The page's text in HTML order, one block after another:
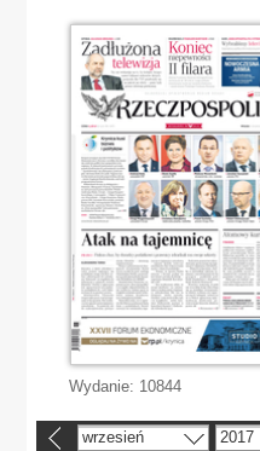
Wydanie: 10844
wrzesień 2017